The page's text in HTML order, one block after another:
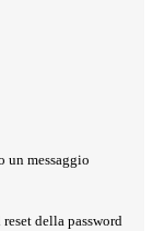
un messaggio
della password